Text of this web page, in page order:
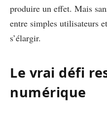
produire un effet. Mais
entre simples utilisateurs
s’élargir.
Le vrai défi
numérique